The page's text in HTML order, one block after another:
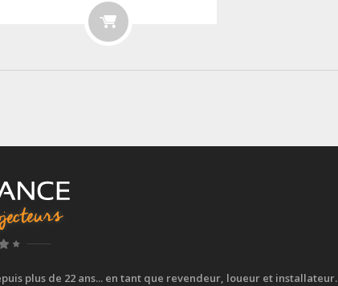
plus de 22 ans... en tant que revendeur, loueur et installateur.